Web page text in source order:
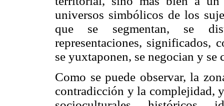
universos simbólicos de los
que se segmentan, se
representaciones, significados,
se yuxtaponen, se negocian y se
Como se puede observar, la
contradicción y la complejidad,